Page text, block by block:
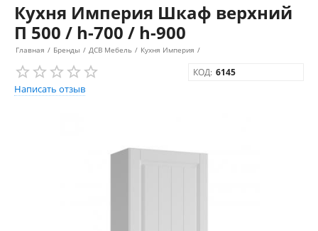
Кухня Империя Шкаф верхний
П 500 / h-700 / h-900
Главная / Бренды / ДСВ Мебель / Кухня Империя /
Написать отзыв
КОД: 6145